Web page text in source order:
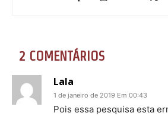
2 COMENTÁRIOS
Lala
1 de janeiro de 2019 Em 00:43
Pois essa pesquisa esta